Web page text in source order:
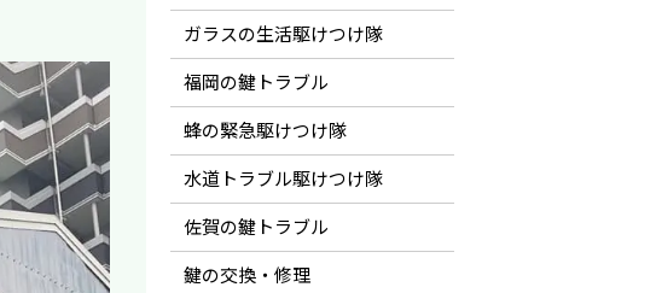
ガラスの生活駆けつけ隊
福岡の鍵トラブル
蜂の緊急駆けつけ隊
水道トラブル駆けつけ隊
佐賀の鍵トラブル
鍵の交換・修理